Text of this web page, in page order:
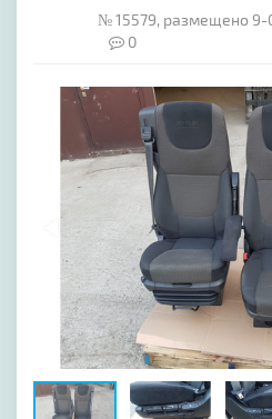
№ 15579, размещено 9-
0